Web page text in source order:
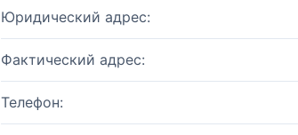
Юридический адрес:
Фактический адрес:
Телефон: